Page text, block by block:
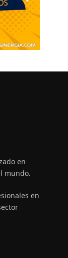
en
mundo.
en